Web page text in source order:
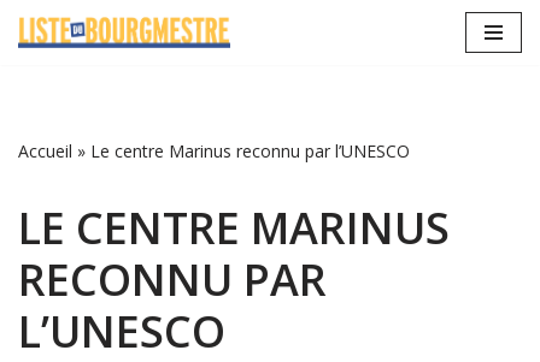
Accueil » Le centre Marinus reconnu par l’UNESCO
LE CENTRE MARINUS
RECONNU PAR
L’UNESCO